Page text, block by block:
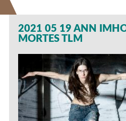
2021 05 19 ANN
MORTES TLM